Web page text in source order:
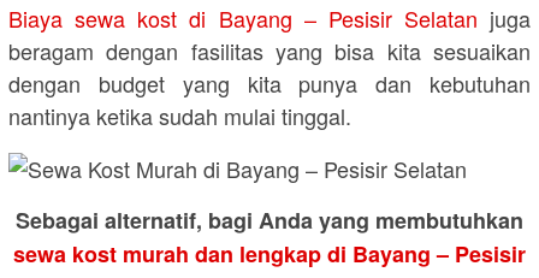
Biaya sewa kost di Bayang – Pesisir Selatan juga
beragam dengan fasilitas yang bisa kita sesuaikan
dengan budget yang kita punya dan kebutuhan
nantinya ketika sudah mulai tinggal.
Sebagai alternatif, bagi Anda yang membutuhkan
sewa kost murah dan lengkap di Bayang – Pesisir